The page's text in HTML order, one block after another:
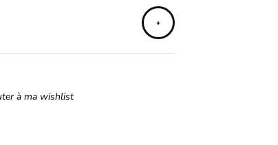
à ma wishlist